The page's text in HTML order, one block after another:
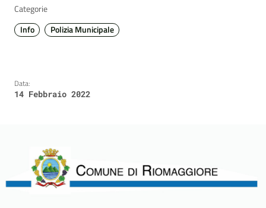
Categorie
Info
Polizia Municipale
Data:
14 Febbraio 2022